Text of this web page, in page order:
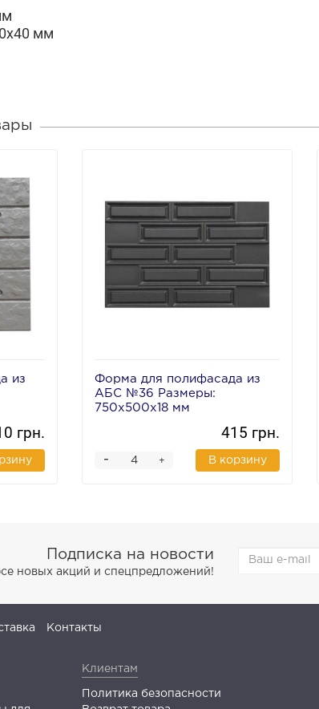
мм
из
грн.
Форма для полифасада из
АБС №36 Размеры:
750х500х18 мм
415 грн.
+
- В корзину
Подписка на новости
новых акций и спецпредложений!
Контакты
Клиентам
Политика безопасности